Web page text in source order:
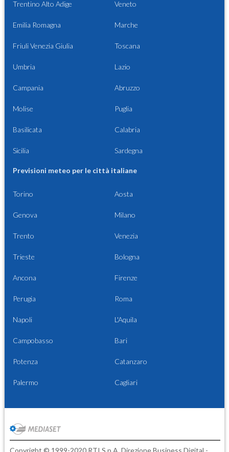
Trentino Alto Adige Veneto
Emilia Romagna Marche
Friuli Venezia Giulia Toscana
Umbria Lazio
Campania Abruzzo
Molise Puglia
Basilicata Calabria
Sicilia Sardegna
Previsioni meteo per le città italiane
Torino Aosta
Genova Milano
Trento Venezia
Trieste Bologna
Ancona Firenze
Perugia Roma
Napoli L'Aquila
Campobasso Bari
Potenza Catanzaro
Palermo Cagliari
Copyright © 1999-2020 RTI S.p.A. Direzione Business Digital -